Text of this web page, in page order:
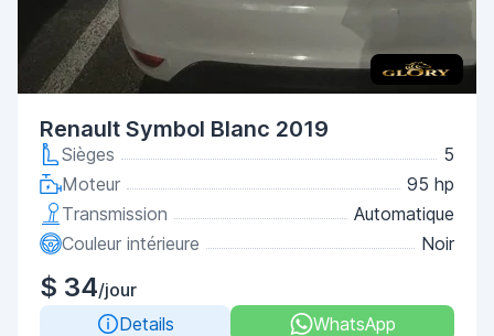
Renault Symbol Blanc 2019
Sièges
5
Moteur
95 hp
Transmission
Automatique
Couleur intérieure
Noir
$ 34/jour
Details
WhatsApp